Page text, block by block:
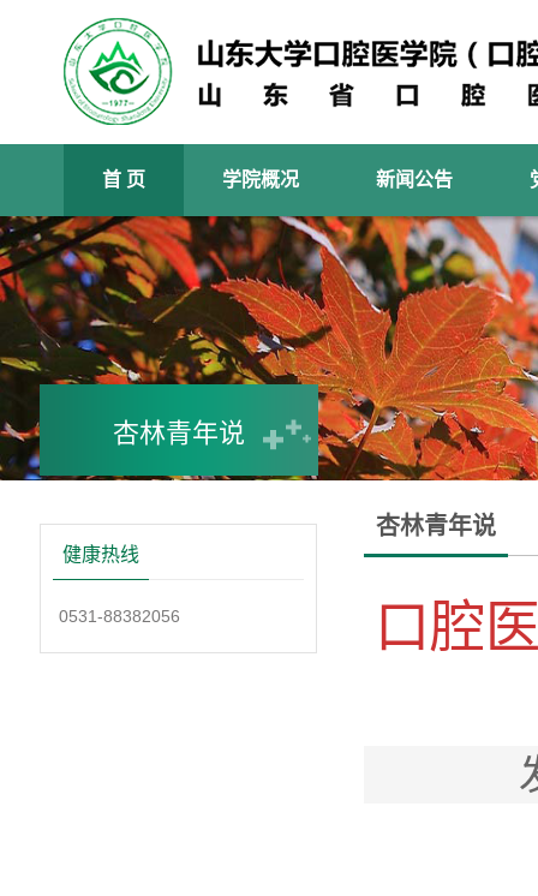
首 页 学院概况 新闻公告
杏林青年说
健康热线
0531-88382056
杏林青年说
口腔